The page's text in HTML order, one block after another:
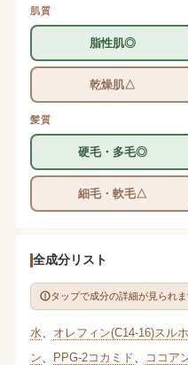
肌質
脂性肌◎
乾燥肌△
髪質
硬毛・多毛◎
細毛・軟毛△
全成分リスト
タップで成分の詳細が見られ
水 オレフィン(C14-16)スル
ン
PPG-2コカミド ココア